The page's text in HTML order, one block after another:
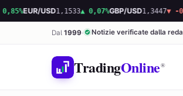
EUR/USD1,1533▲ 0,07% GBP/USD1,3447▼ -0,05%
Dal 1999 Notizie verificate dalla
TradingOnline®